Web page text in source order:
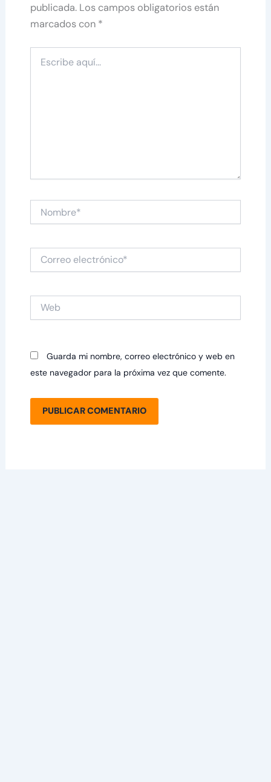
publicada. Los campos obligatorios están
marcados con *
aquí...
Correo
electrónico*
Guarda mi nombre, correo electrónico y web en
este navegador para la próxima vez que comente.